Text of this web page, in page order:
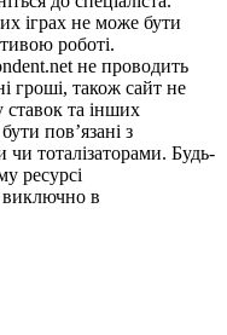
іграх не може бути
роботі.
не проводить
гроші, також сайт не
ставок та інших
пов’язані з
тоталізаторами. Будь-
ресурсі
виключно в